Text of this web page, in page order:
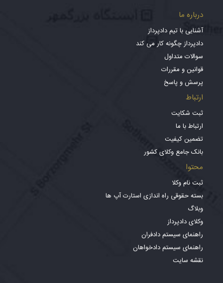
درباره ما
آشنایی با تیم دادپرداز
دادپرداز چگونه کار می کند
سوالات متداول
قوانین و مقررات
پرسش و پاسخ
ارتباط
ثبت شکایت
ارتباط با ما
تضمین کیفیت
بانک جامع وکلای کشور
محتوا
ثبت نام وکلا
بسته حقوقی راه اندازی استارت آپ ها
وبلاگ
وکلای دادپرداز
راهنمای سیستم دادفران
راهنمای سیستم دادخواهان
نقشه سایت